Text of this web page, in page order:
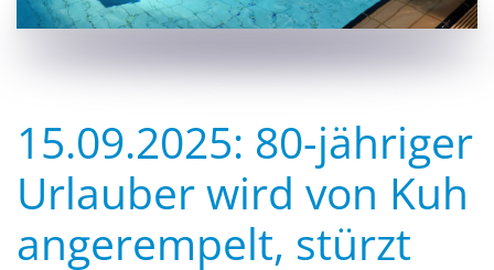
15.09.2025: 80-jähriger
Urlauber wird von Kuh
angerempelt, stürzt